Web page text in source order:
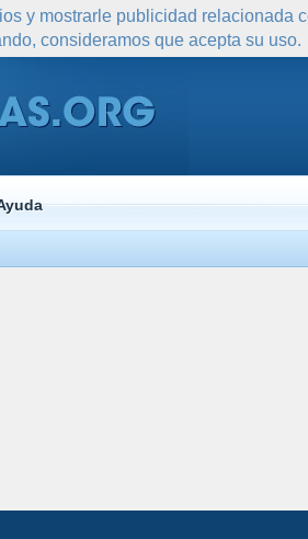
y mostrarle publicidad
consideramos que acepta su uso.